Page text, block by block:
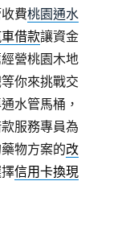
費桃園通水
借款讓資金
營桃園木地
你來挑戰交
水管馬桶，
服務專員為
物方案的改
信用卡換現